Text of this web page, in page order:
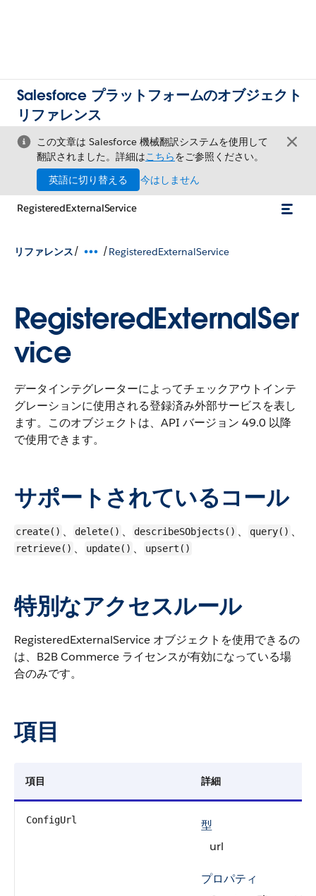
Salesforce プラットフォームのオブジェクト
リファレンス
この文章は Salesforce 機械翻訳システムを使用して
翻訳されました。詳細はこちらをご参照ください。
英語に切り替える
今はしません
RegisteredExternalService
リファレンス/ /RegisteredExternalService
RegisteredExternalSer
vice
データインテグレーターによってチェックアウトインテ
グレーションに使用される登録済み外部サービスを表し
ます。 このオブジェクトは、API バージョン 49.0 以降
で使用できます。
サポートされているコール
create() 、 delete() 、 describeSObjects() 、 query() 、
retrieve() 、 update() 、 upsert()
特別なアクセスルール
RegisteredExternalService オブジェクトを使用できるの
は、B2B Commerce ライセンスが有効になっている場
合のみです。
項目
項目 詳細
ConfigUrl
型
url
プロパティ